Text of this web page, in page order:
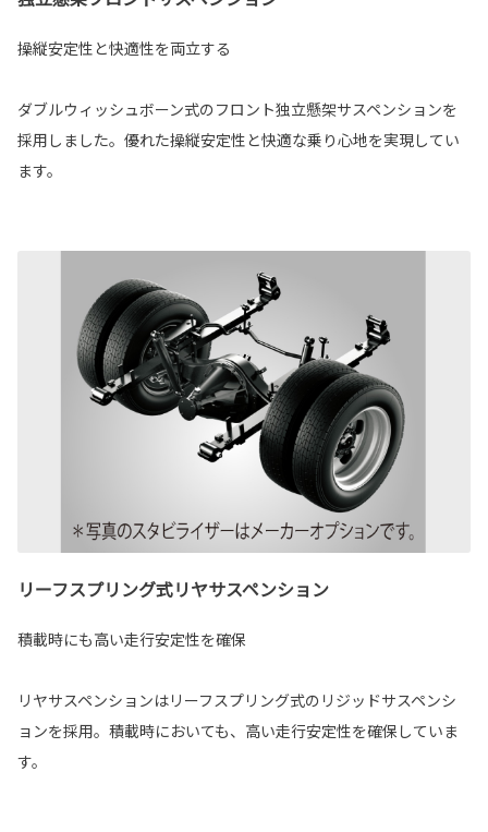
操縦安定性と快適性を両立する
ダブルウィッシュボーン式のフロント独立懸架サスペンションを
採用しました。優れた操縦安定性と快適な乗り心地を実現してい
ます。
リーフスプリング式リヤサスペンション
積載時にも高い走行安定性を確保
リヤサスペンションはリーフスプリング式のリジッドサスペンシ
ョンを採用。積載時においても、高い走行安定性を確保していま
す。